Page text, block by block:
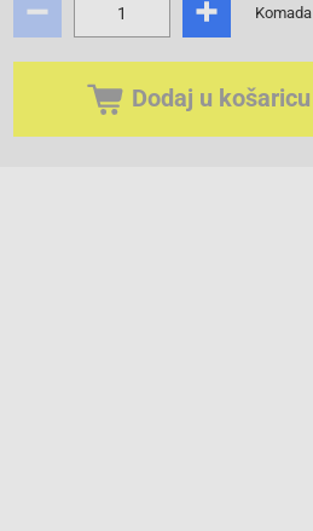
Komada
Dodaj u košaricu